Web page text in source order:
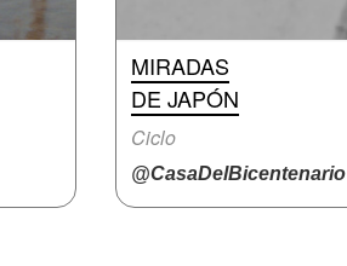
MIRADAS
DE JAPÓN
Ciclo
@CasaDelBicentenario